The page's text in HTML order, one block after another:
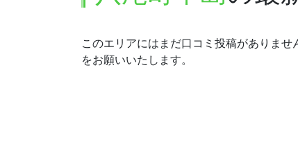
このエリアにはまだ口コミ投稿がありま
をお願いいたします。